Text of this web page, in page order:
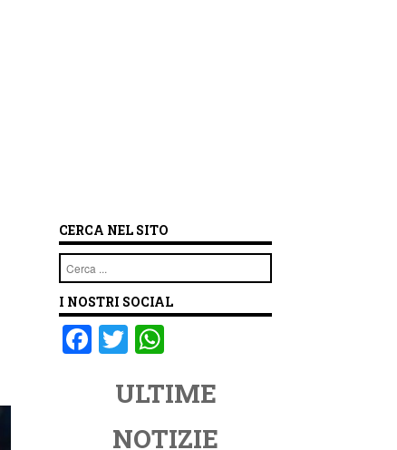
CERCA NEL SITO
Cerca
I NOSTRI SOCIAL
F T
tt
er
at
s
ULTIME
NOTIZIE